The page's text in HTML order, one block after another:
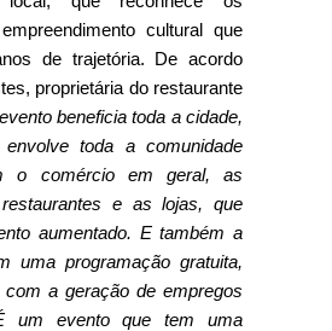
cultural que
de trajetória. De acordo
proprietária do restaurante
beneficia toda a cidade,
toda a comunidade
o comércio em geral, as
e as lojas, que
aumentado. E também a
uma programação gratuita,
com a geração de empregos
um evento que tem uma